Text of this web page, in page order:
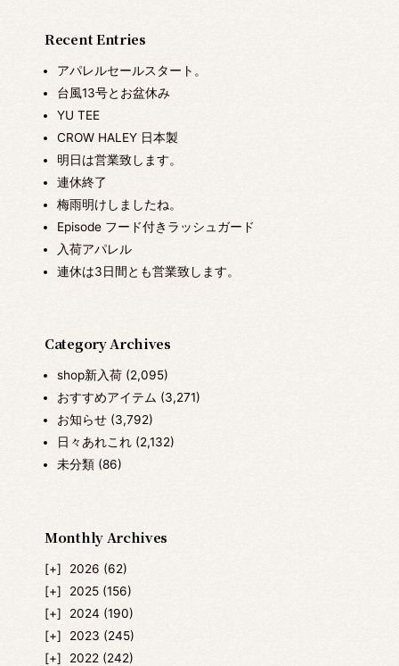
Recent Entries
アパレルセールスタート。
台風13号とお盆休み
YU TEE
CROW HALEY 日本製
明日は営業致します。
連休終了
梅雨明けしましたね。
Episode フード付きラッシュガード
入荷アパレル
連休は3日間とも営業致します。
Category Archives
shop新入荷(2,095)
おすすめアイテム (3,271)
お知らせ(3,792)
日々あれこれ(2,132)
未分類(86)
Monthly Archives
2026 (62)
2025 (156)
2024 (190)
2023 (245)
2022 (242)